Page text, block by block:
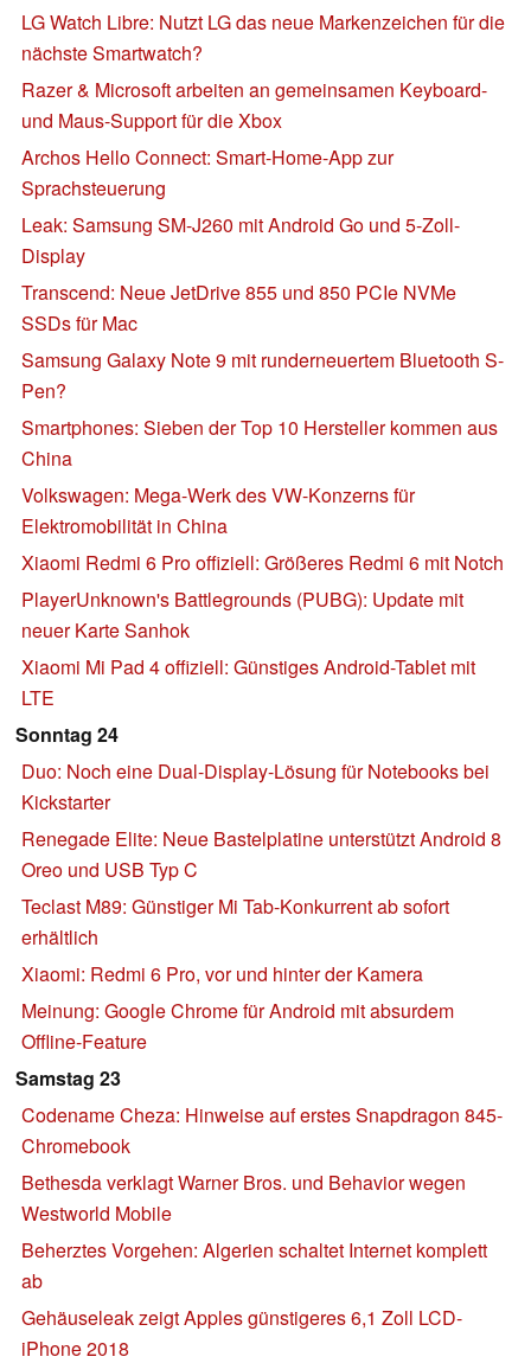
LG Watch Libre: Nutzt LG das neue Markenzeichen für die
nächste Smartwatch?
Razer & Microsoft arbeiten an gemeinsamen Keyboard-
und Maus-Support für die Xbox
Archos Hello Connect: Smart-Home-App zur
Sprachsteuerung
Leak: Samsung SM-J260 mit Android Go und 5-Zoll-
Display
Transcend: Neue JetDrive 855 und 850 PCIe NVMe
SSDs für Mac
Samsung Galaxy Note 9 mit runderneuertem Bluetooth S-
Pen?
Smartphones: Sieben der Top 10 Hersteller kommen aus
China
Volkswagen: Mega-Werk des VW-Konzerns für
Elektromobilität in China
Xiaomi Redmi 6 Pro offiziell: Größeres Redmi 6 mit Notch
PlayerUnknown's Battlegrounds (PUBG): Update mit
neuer Karte Sanhok
Xiaomi Mi Pad 4 offiziell: Günstiges Android-Tablet mit
LTE
Sonntag 24
Duo: Noch eine Dual-Display-Lösung für Notebooks bei
Kickstarter
Renegade Elite: Neue Bastelplatine unterstützt Android 8
Oreo und USB Typ C
Teclast M89: Günstiger Mi Tab-Konkurrent ab sofort
erhältlich
Xiaomi: Redmi 6 Pro, vor und hinter der Kamera
Meinung: Google Chrome für Android mit absurdem
Offline-Feature
Samstag 23
Codename Cheza: Hinweise auf erstes Snapdragon 845-
Chromebook
Bethesda verklagt Warner Bros. und Behavior wegen
Westworld Mobile
Beherztes Vorgehen: Algerien schaltet Internet komplett
ab
Gehäuseleak zeigt Apples günstigeres 6,1 Zoll LCD-
iPhone 2018